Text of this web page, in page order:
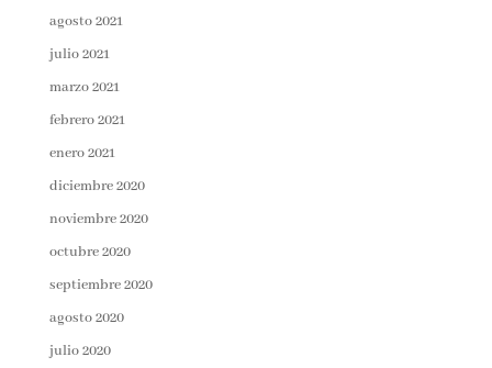
agosto 2021
julio 2021
marzo 2021
febrero 2021
enero 2021
diciembre 2020
noviembre 2020
octubre 2020
septiembre 2020
agosto 2020
julio 2020